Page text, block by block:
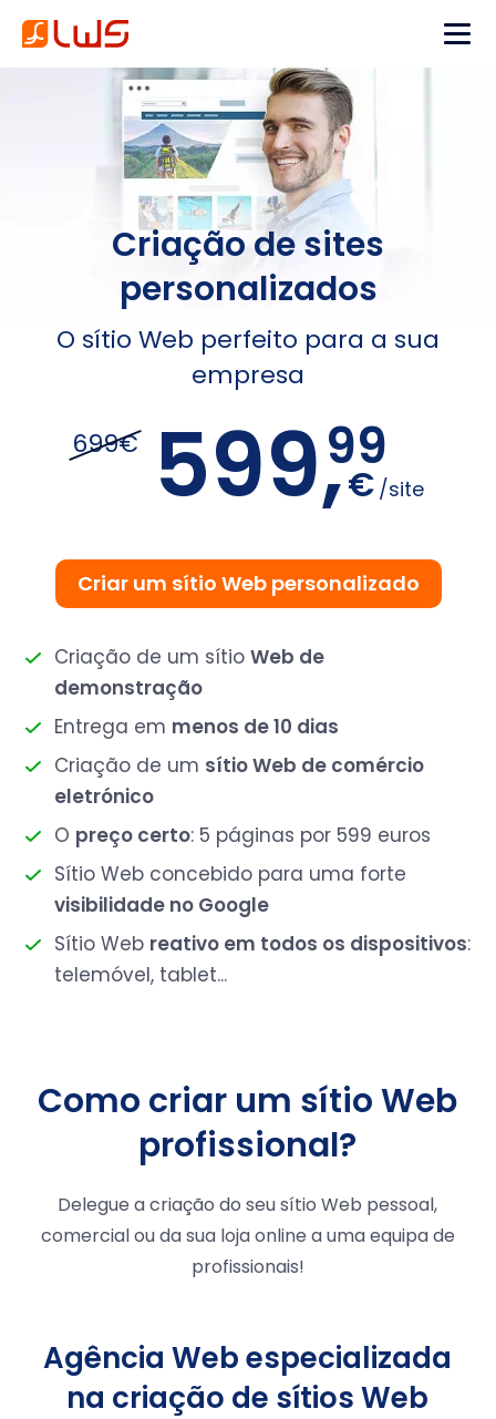
Criação de sites
personalizados
O sítio Web perfeito para a sua
empresa
Criação de um sítioWeb de
demonstração
Entrega em menos de 10 dias
Criação de um sítio Web de comércio
eletrónico
O preço certo: 5 páginas por 599 euros
Sítio Web concebido para uma forte
visibilidade no Google
Sítio Web reativo em todos os dispositivos:
telemóvel, tablet...
699€ 599,99
€ /site
Criar um sítio Web personalizado
Como criar um sítio Web
profissional?
Delegue a criação do seu sítio Web pessoal,
comercial ou da sua loja online a uma equipa de
profissionais!
Agência Web especializada
na criação de sítios Web